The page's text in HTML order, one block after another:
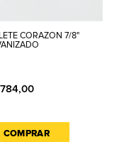
CORAZON 7/8"
COMPRAR